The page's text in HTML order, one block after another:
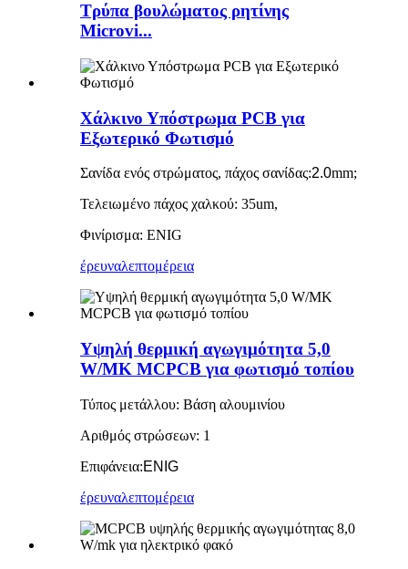
Τρύπα βουλώματος ρητίνης
Microvi...
Χάλκινο Υπόστρωμα PCB για
Εξωτερικό Φωτισμό
Σανίδα ενός στρώματος, πάχος σανίδας:2.0mm;
Τελειωμένο πάχος χαλκού: 35um,
Φινίρισμα: ENIG
έρευναλεπτομέρεια
Υψηλή θερμική αγωγιμότητα 5,0
W/MK MCPCB για φωτισμό τοπίου
Τύπος μετάλλου: Βάση αλουμινίου
Αριθμός στρώσεων: 1
Επιφάνεια:ENIG
έρευναλεπτομέρεια